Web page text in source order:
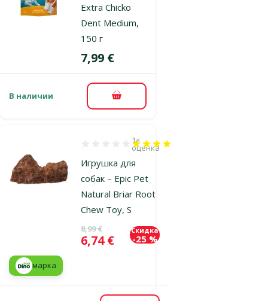
Extra Chicko
Dent Medium,
150 г
Цена
7,99 €
В наличии В корзину
Игрушка для
собак – Epic Pet
Natural Briar Root
Chew Toy, S
Оценка 80%, количество оценок: 1
1×
оценка
Исходная цена
8,99 €
Цена
6,74 €
Скидка
-25 %
марка